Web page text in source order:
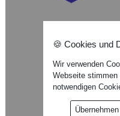
🍪 Cookies und
Wir verwenden
Webseite stimmen
notwendigen
Übernehmen